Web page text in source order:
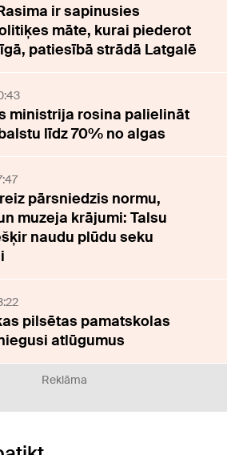
ir sapinusies
māte, kurai piederot
patiesībā strādā Latgalē
ministrija rosina palielināt
līdz 70% no algas
pārsniedzis normu,
muzeja krājumi: Talsu
naudu plūdu seku
pilsētas pamatskolas
atlūgumus
Reklāma